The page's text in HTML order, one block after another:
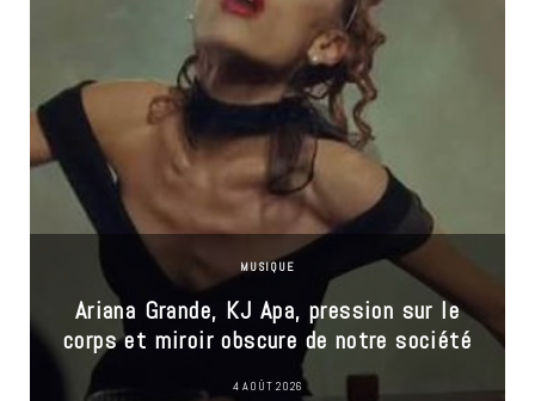
MUSIQUE
Ariana Grande, KJ Apa, pression sur le
corps et miroir obscure de notre société
4 AOÛT 2026